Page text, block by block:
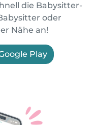
die Babysitter-
oder
Nähe an!
Play